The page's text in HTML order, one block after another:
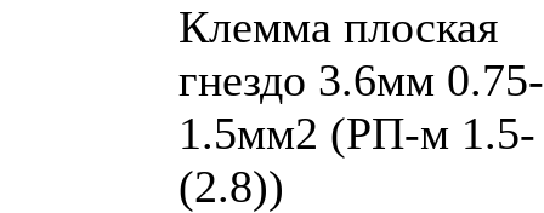
Клемма плоская
гнездо 3.6мм 0.75-
1.5мм2 (РП-м 1.5-
(2.8))